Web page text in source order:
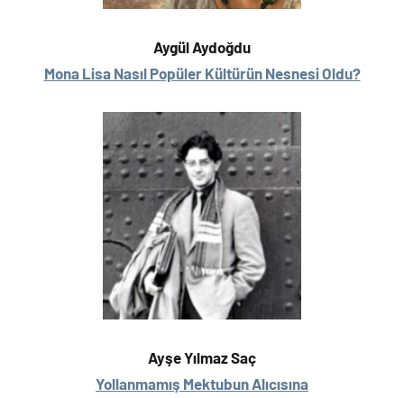
Aygül Aydoğdu
Mona Lisa Nasıl Popüler Kültürün Nesnesi Oldu?
Ayşe Yılmaz Saç
Yollanmamış Mektubun Alıcısına